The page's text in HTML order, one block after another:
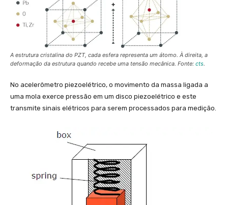
A estrutura cristalina do PZT, cada esfera representa um átomo. À direita, a
deformação da estrutura quando recebe uma tensão mecânica. Fonte: cts.
No acelerômetro piezoelétrico, o movimento da massa ligada a
uma mola exerce pressão em um disco piezoelétrico e este
transmite sinais elétricos para serem processados para medição.